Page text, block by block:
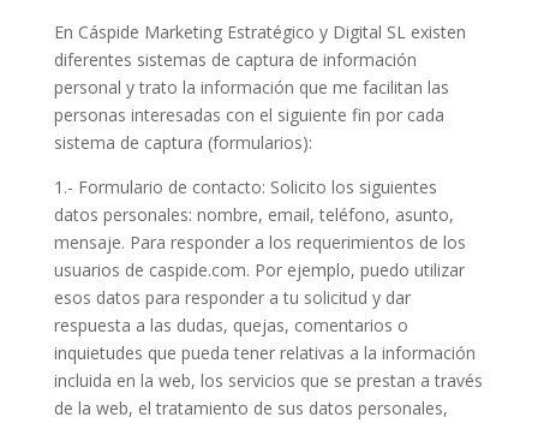
En Cáspide Marketing Estratégico y Digital SL existen
diferentes sistemas de captura de información
personal y trato la información que me facilitan las
personas interesadas con el siguiente fin por cada
sistema de captura (formularios):
1.- Formulario de contacto: Solicito los siguientes
datos personales: nombre, email, teléfono, asunto,
mensaje. Para responder a los requerimientos de los
usuarios de caspide.com. Por ejemplo, puedo utilizar
esos datos para responder a tu solicitud y dar
respuesta a las dudas, quejas, comentarios o
inquietudes que pueda tener relativas a la información
incluida en la web, los servicios que se prestan a través
de la web, el tratamiento de sus datos personales,